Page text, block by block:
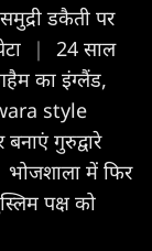
डकैती पर
|
24 साल
का इंग्लैंड,
style
गुरुद्वारे
भोजशाला में फिर
पक्ष को